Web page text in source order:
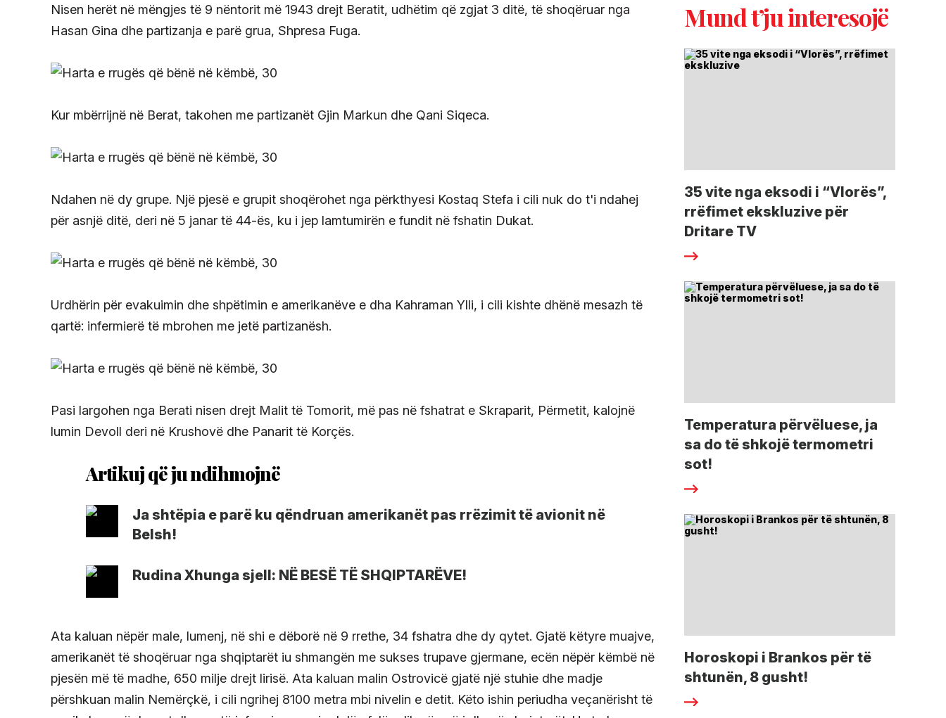
Nisen herët në mëngjes të 9 nëntorit më 1943 drejt Beratit, udhëtim që zgjat 3 ditë, të shoqëruar nga
Hasan Gina dhe partizanja e parë grua, Shpresa Fuga.
Kur mbërrijnë në Berat, takohen me partizanët Gjin Markun dhe Qani Siqeca.
Ndahen në dy grupe. Një pjesë e grupit shoqërohet nga përkthyesi Kostaq Stefa i cili nuk do t'i ndahej
për asnjë ditë, deri në 5 janar të 44-ës, ku i jep lamtumirën e fundit në fshatin Dukat.
Urdhërin për evakuimin dhe shpëtimin e amerikanëve e dha Kahraman Ylli, i cili kishte dhënë mesazh të
qartë: infermierë të mbrohen me jetë partizanësh.
Pasi largohen nga Berati nisen drejt Malit të Tomorit, më pas në fshatrat e Skraparit, Përmetit, kalojnë
lumin Devoll deri në Krushovë dhe Panarit të Korçës.
Ja shtëpia e parë ku qëndruan amerikanët pas rrëzimit të avionit në
Belsh!
Rudina Xhunga sjell: NË BESË TË SHQIPTARËVE!
Ata kaluan nëpër male, lumenj, në shi e dëborë në 9 rrethe, 34 fshatra dhe dy qytet. Gjatë këtyre muajve,
amerikanët të shoqëruar nga shqiptarët iu shmangën me sukses trupave gjermane, ecën nëpër këmbë në
pjesën më të madhe, 650 milje drejt lirisë. Ata kaluan malin Ostrovicë gjatë një stuhie dhe madje
përshkuan malin Nemërçkë, i cili ngrihej 8100 metra mbi nivelin e detit. Këto ishin periudha veçanërisht të
Mund t’ju interesojë
35 vite nga eksodi i “Vlorës”,
rrëfimet ekskluzive për
Dritare TV
Temperatura përvëluese, ja
sa do të shkojë termometri
sot!
Horoskopi i Brankos për të
shtunën, 8 gusht!